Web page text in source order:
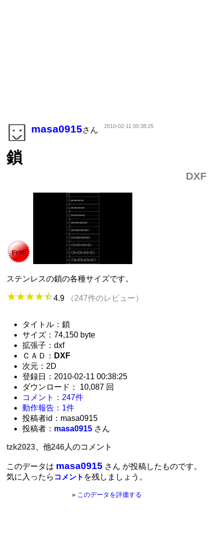
masa0915さん 2010-02-11 00:38:25
鎖
DXF
ステンレスの鎖の各種サイズです。
4.9 （247件のレビュー）
タイトル：鎖
サイズ：74,150 byte
拡張子：dxf
ＣＡＤ： DXF
次元：2D
登録日：2010-02-11 00:38:25
ダウンロード： 10,087 回
コメント：247件
動作報告：1件
投稿者id：masa0915
投稿者： masa0915 さん
tzk2023、他246人のコメント
このデータは masa0915 さん が投稿したものです。
気に入ったら コメント を残しましょう。
» このデータを評価する